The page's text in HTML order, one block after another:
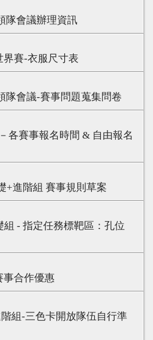
專區
認證
師認證
證查詢
證研習
賽證明
隊會議辦理資訊
界賽-衣服尺寸表
隊會議-賽事問題蒐集問卷
各賽事報名時間 & 自由報名
+進階組 賽事規則草案
組 - 指定任務標靶區：孔位
事合作優惠
階組-三色卡開放隊伍自行準